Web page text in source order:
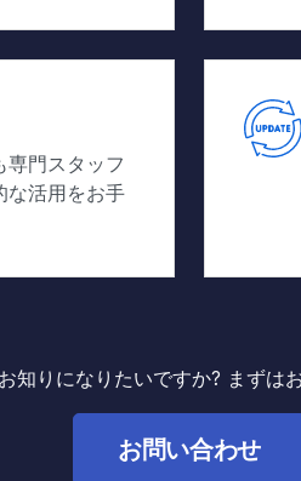
専門スタッフ
な活用をお手
知りになりたいですか? まずは
お問い合わせ